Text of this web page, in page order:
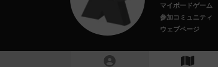
マイボードゲーム
参加コミュニティ
ウェブページ